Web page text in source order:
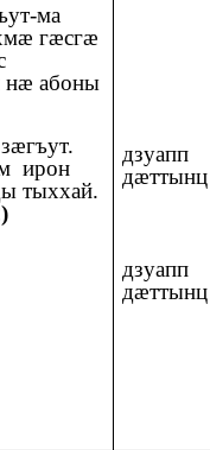
ма
гæсгæ
нæ абоны
ирон
тыххай.
дзуапп
дæттынц
дзуапп
дæттынц